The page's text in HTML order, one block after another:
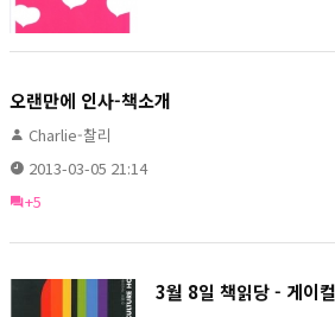
오랜만에 인사-책소개
Charlie-찰리
2013-03-05 21:14
+5
3월 8일 책읽당 - 게이